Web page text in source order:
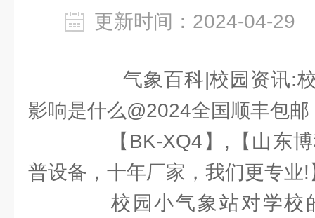
更新时间：2024-04-
气象百科|校园资讯:校
影响是什么@2024全国顺丰包邮
【BK-XQ4】,【山东博
普设备，十年厂家，我们更专业!
校园小气象站对学校